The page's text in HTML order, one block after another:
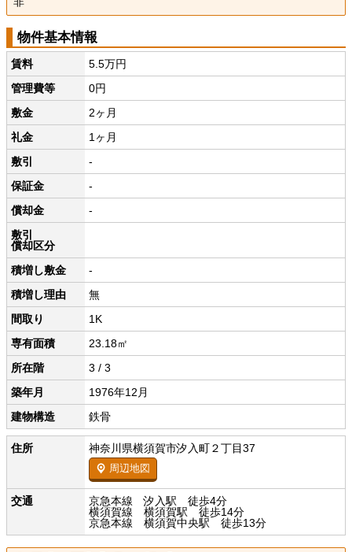
物件基本情報
賃料
5.5万円
管理費等
0円
敷金
2ヶ月
礼金
1ヶ月
敷引
-
保証金
-
償却金
-
敷引
償却区分
積増し敷金
-
積増し理由
無
間取り
1K
専有面積
23.18㎡
所在階
3 / 3
築年月
1976年12月
建物構造
鉄骨
住所 神奈川県横須賀市汐入町２丁目37
周辺地図
交通
京急本線 汐入駅 徒歩4分
横須賀線 横須賀駅 徒歩14分
京急本線 横須賀中央駅 徒歩13分